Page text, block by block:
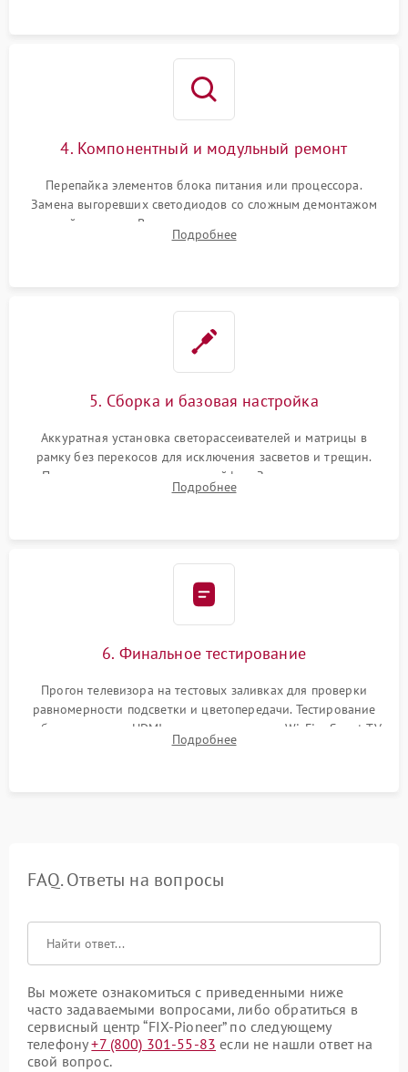
4. Компонентный и модульный ремонт
Перепайка элементов блока питания или процессора.
Замена выгоревших светодиодов со сложным демонтажом
хрупкой матрицы. Восстановление поврежденных дорожек,
прошивка микросхем памяти EEPROM
Подробнее
5. Сборка и базовая настройка
Аккуратная установка светорассеивателей и матрицы в
рамку без перекосов для исключения засветов и трещин.
Подключение внутренних шлейфов. Закрытие корпуса.
Сброс настроек и обновление программного обеспечения.
Подробнее
6. Финальное тестирование
Прогон телевизора на тестовых заливках для проверки
равномерности подсветки и цветопередачи. Тестирование
работы разъемов HDMI, динамиков, модуля Wi-Fi и Smart TV
в рабочем режиме в течение нескольких часов.
Подробнее
FAQ. Ответы на вопросы
Вы можете ознакомиться с приведенными ниже
часто задаваемыми вопросами, либо обратиться в
сервисный центр “FIX-Pioneer” по следующему
телефону+7 (800) 301-55-83 если не нашли ответ на
свой вопрос.